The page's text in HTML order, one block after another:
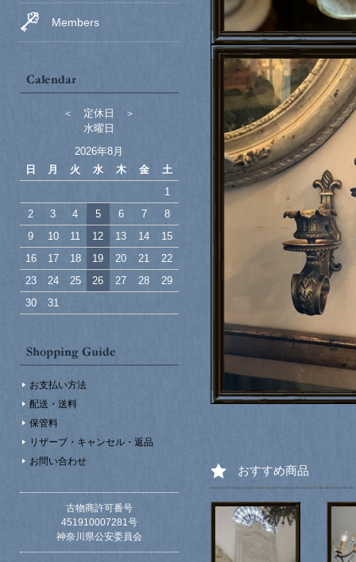
Members
＜ 定休日 ＞
水曜日
2026年8月
日
月 火 水 木 金
土
1
2
3 4 5 6 7
8
9
10 11 12 13 14
15
16
17 18 19 20 21
22
23
24 25 26 27 28
29
30
31
お支払い方法
配送・送料
保管料
リザーブ・キャンセル・返品
お問い合わせ
古物商許可番号
451910007281号
神奈川県公安委員会
おすすめ商品